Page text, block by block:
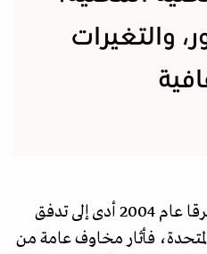
والتغيرات
لكن توسع الاتحاد الأوروبي شرقا عام 2004 أدى إلى تدفق
فأثار مخاوف عامة من